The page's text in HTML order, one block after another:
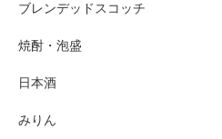
ブレンデッドスコッチ
焼酎・泡盛
日本酒
みりん